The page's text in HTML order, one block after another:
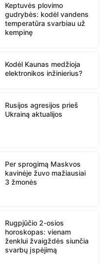
Keptuvės plovimo
gudrybės: kodėl vandens
temperatūra svarbiau už
kempinę
Kodėl Kaunas medžioja
elektronikos inžinierius?
Rusijos agresijos prieš
Ukrainą aktualijos
Per sprogimą Maskvos
kavinėje žuvo mažiausiai
3 žmonės
Rugpjūčio 2-osios
horoskopas: vienam
ženklui žvaigždės siunčia
svarbų įspėjimą